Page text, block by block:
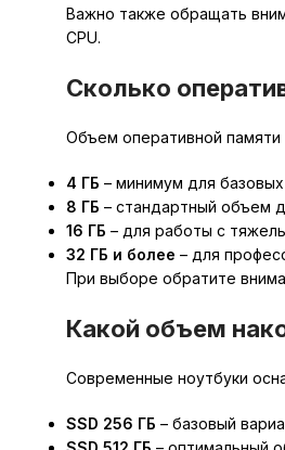
Важно также обращать
CPU.
Сколько
Объем оперативной памяти
4 ГБ – минимум для
8 ГБ – стандартный объем
16 ГБ – для работы с
32 ГБ и более – для
При выборе обратите
Какой объем
Современные ноутбуки
SSD 256 ГБ – базовый